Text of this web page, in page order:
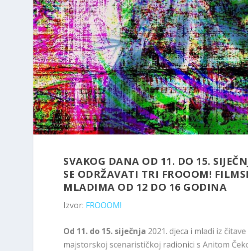
SVAKOG DANA OD 11. DO 15.
SE ODRŽAVATI TRI FROOOM!
MLADIMA OD 12 DO 16 GODINA
Izvor: FROOOM!
Od 11. do 15. siječnja 2021. djeca i mladi iz
majstorskoj scenarističkoj radionici s Anitom